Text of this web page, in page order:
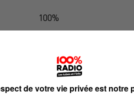
100%
de votre vie privée est notre